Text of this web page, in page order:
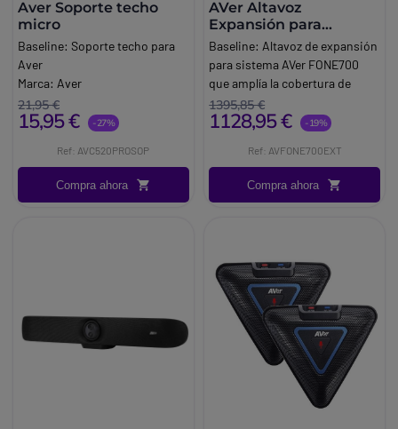
Aver Soporte techo
micro
Baseline: Soporte techo para
Aver
Marca: Aver
21,95 €
15,95 € -27%
Ref: AVC520PROSOP
Compra ahora
AVer Altavoz
Expansión para
FONE700
Baseline: Altavoz de expansión
para sistema AVer FONE700
que amplía la cobertura de
audio en salas de reuniones
medianas y grandes.
1395,85 €
1128,95 € -19%
Ref: AVFONE700EXT
Compra ahora